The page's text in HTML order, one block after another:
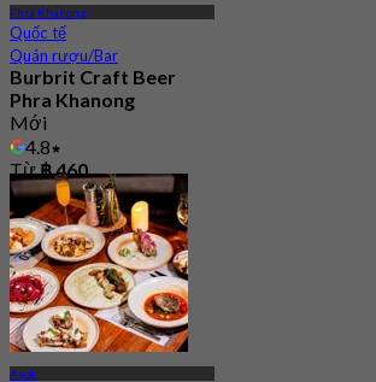
Phra Khanong
Quốc tế
Quán rượu/Bar
Burbrit Craft Beer
Phra Khanong
Mới
4.8
Từ฿ 460
Asok